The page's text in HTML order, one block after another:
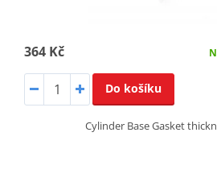
364 Kč
Do košíku
Cylinder Base Gasket